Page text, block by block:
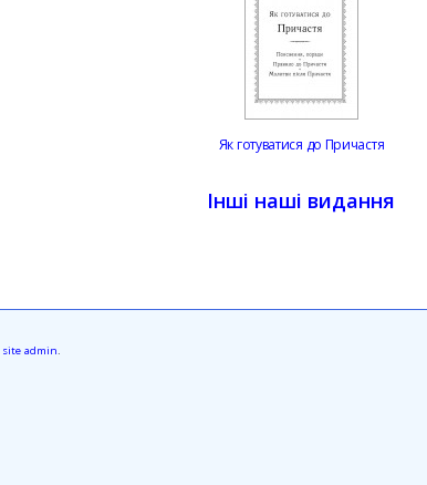
Як готуватися до Причастя
Інші наші видання
site admin.